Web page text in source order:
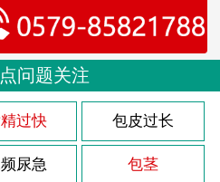
问题关注
过快 包皮过长
尿急 包茎